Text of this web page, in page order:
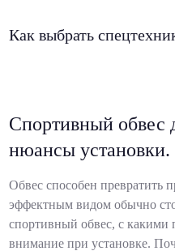
Как выбрать
Спортивный
нюансы установки.
Обвес способен превратить
эффектным видом обычно
спортивный обвес, с какими
внимание при установке.